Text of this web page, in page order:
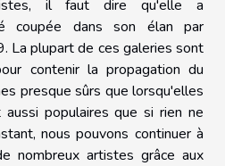
il faut dire qu'elle a
coupée dans son élan par
La plupart de ces galeries sont
contenir la propagation du
presque sûrs que lorsqu'elles
populaires que si rien ne
nous pouvons continuer à
nombreux artistes grâce aux